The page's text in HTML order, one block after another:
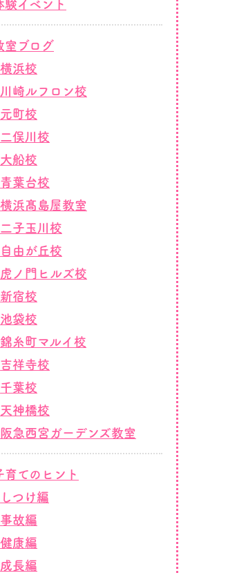
験イベント
室ブログ
横浜校
川崎ルフロン校
元町校
二俣川校
大船校
青葉台校
横浜髙島屋教室
二子玉川校
自由が丘校
虎ノ門ヒルズ校
新宿校
池袋校
錦糸町マルイ校
吉祥寺校
千葉校
天神橋校
阪急西宮ガーデンズ教室
育てのヒント
しつけ編
事故編
健康編
成長編